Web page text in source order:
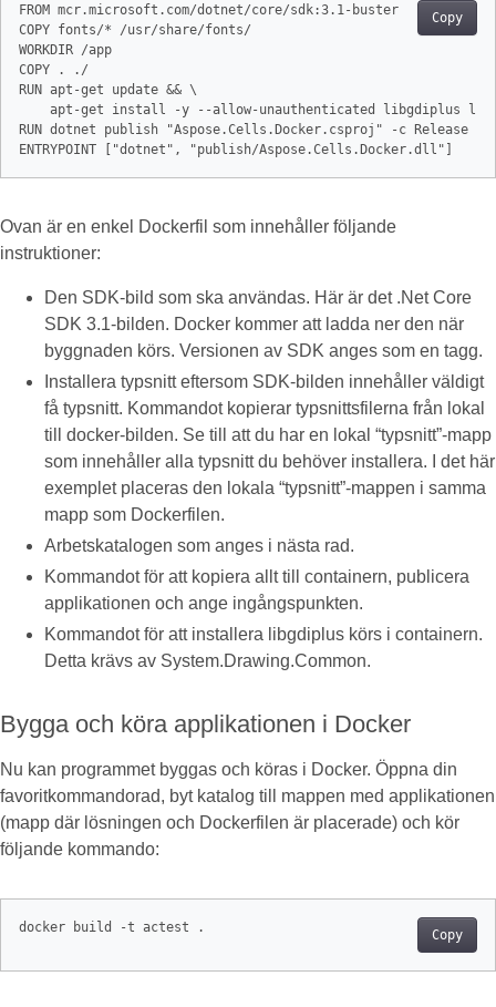
Copy
FROM mcr.microsoft.com/dotnet/core/sdk:3.1-buster
COPY fonts/* /usr/share/fonts/
WORKDIR /app
COPY . ./
RUN apt-get update && \
apt-get install -y --allow-unauthenticated libgdiplus
RUN dotnet publish "Aspose.Cells.Docker.csproj" -c Release -
ENTRYPOINT ["dotnet", "publish/Aspose.Cells.Docker.dll"]
Ovan är en enkel Dockerfil som innehåller följande
instruktioner:
Den SDK-bild som ska användas. Här är det .Net Core
SDK 3.1-bilden. Docker kommer att ladda ner den när
byggnaden körs. Versionen av SDK anges som en tagg.
Installera typsnitt eftersom SDK-bilden innehåller väldigt
få typsnitt. Kommandot kopierar typsnittsfilerna från lokal
till docker-bilden. Se till att du har en lokal “typsnitt”-mapp
som innehåller alla typsnitt du behöver installera. I det här
exemplet placeras den lokala “typsnitt”-mappen i samma
mapp som Dockerfilen.
Arbetskatalogen som anges i nästa rad.
Kommandot för att kopiera allt till containern, publicera
applikationen och ange ingångspunkten.
Kommandot för att installera libgdiplus körs i containern.
Detta krävs av System.Drawing.Common.
Bygga och köra applikationen i Docker
Nu kan programmet byggas och köras i Docker. Öppna din
favoritkommandorad, byt katalog till mappen med applikationen
(mapp där lösningen och Dockerfilen är placerade) och kör
följande kommando:
Copy
docker build -t actest .